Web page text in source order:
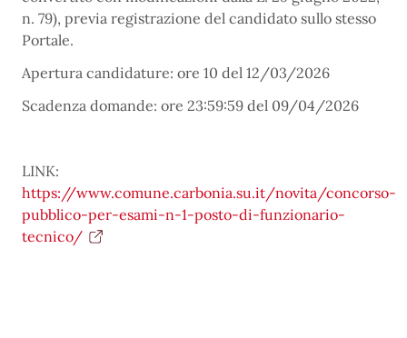
n. 79), previa registrazione del candidato sullo stesso
Portale.
Apertura candidature: ore 10 del 12/03/2026
Scadenza domande: ore 23:59:59 del 09/04/2026
LINK:
https://www.comune.carbonia.su.it/novita/concorso-
pubblico-per-esami-n-1-posto-di-funzionario-
tecnico/